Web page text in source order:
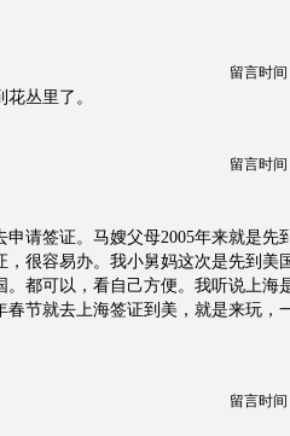
留言时间
丛里了。
留言时间
申请签证。马嫂父母2005年来就是先
，很容易办。我小舅妈这次是先到美
。都可以，看自己方便。我听说上海
春节就去上海签证到美，就是来玩，
留言时间